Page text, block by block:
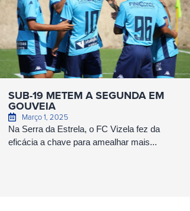
SUB-19 METEM A SEGUNDA EM
GOUVEIA
Março 1, 2025
Na Serra da Estrela, o FC Vizela fez da
eficácia a chave para amealhar mais...